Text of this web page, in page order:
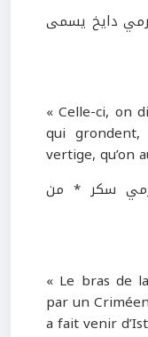
دايخ يسمى
« Celle-ci, on
qui
vertige, qu’on
سكر * من
« Le bras de
par un
a fait venir